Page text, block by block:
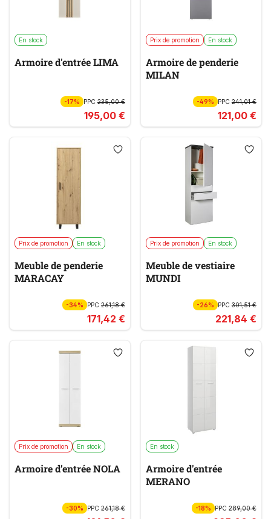
En stock
Armoire d'entrée LIMA
-17% PPC 235,00 €
195,00 €
Prix de promotion En stock
Armoire de penderie
MILAN
-49% PPC241,01 €
121,00 €
Prix de promotion En stock
Meuble de penderie
MARACAY
-34% PPC 261,18 €
171,42 €
Prix de promotion En stock
Meuble de vestiaire
MUNDI
-26% PPC301,51 €
221,84 €
Prix de promotion En stock
Armoire d’entrée NOLA
-30% PPC 261,18 €
En stock
Armoire d'entrée
MERANO
-18% PPC289,00 €